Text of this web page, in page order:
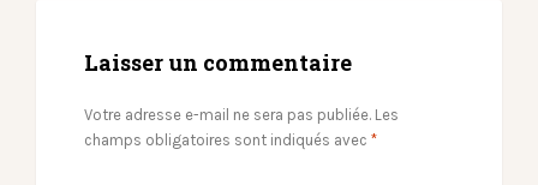
Laisser un commentaire
Votre adresse e-mail ne sera pas publiée. Les
champs obligatoires sont indiqués avec *